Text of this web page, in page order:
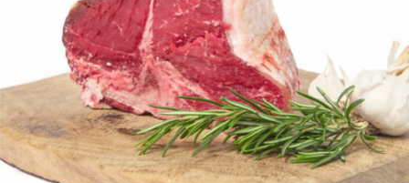
DETTAGLI